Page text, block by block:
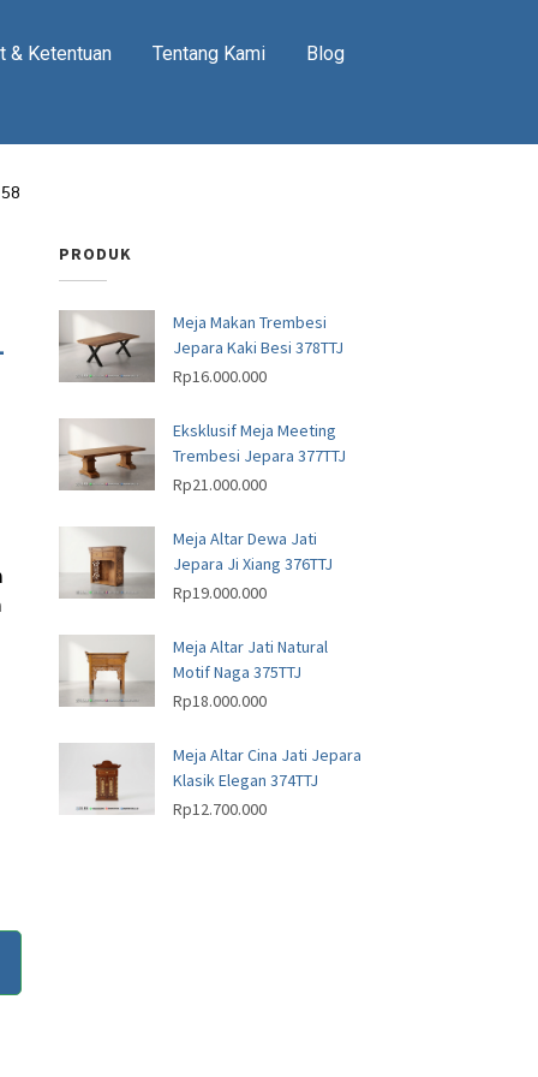
& Ketentuan Tentang Kami Blog
PRODUK
Meja Makan Trembesi
Jepara Kaki Besi 378TTJ
Rp16.000.000
Eksklusif Meja Meeting
Trembesi Jepara 377TTJ
Rp21.000.000
Meja Altar Dewa Jati
Jepara Ji Xiang 376TTJ
Rp19.000.000
Meja Altar Jati Natural
Motif Naga 375TTJ
Rp18.000.000
Meja Altar Cina Jati Jepara
Klasik Elegan 374TTJ
Rp12.700.000